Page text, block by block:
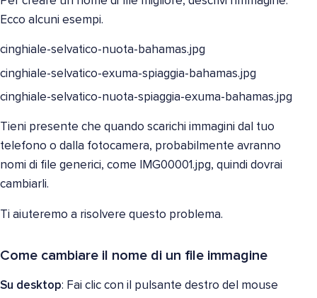
Ecco alcuni esempi.
cinghiale-selvatico-nuota-bahamas.jpg
cinghiale-selvatico-exuma-spiaggia-bahamas.jpg
cinghiale-selvatico-nuota-spiaggia-exuma-bahamas.jpg
Tieni presente che quando scarichi immagini dal tuo
telefono o dalla fotocamera, probabilmente avranno
nomi di file generici, come IMG00001.jpg, quindi dovrai
cambiarli.
Ti aiuteremo a risolvere questo problema.
Come cambiare il nome di un file immagine
Su desktop: Fai clic con il pulsante destro del mouse